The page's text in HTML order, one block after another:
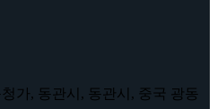
가, 동관시, 동관시, 중국 광동